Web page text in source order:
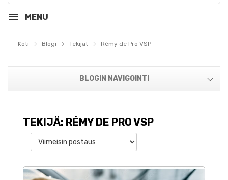
MENU
Koti Blogi Tekijät Rémy de Pro VSP
BLOGIN NAVIGOINTI
TEKIJÄ: RÉMY DE PRO VSP